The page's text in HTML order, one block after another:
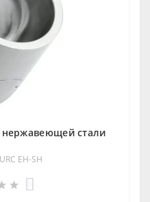
нержавеющей стали
EH-SH